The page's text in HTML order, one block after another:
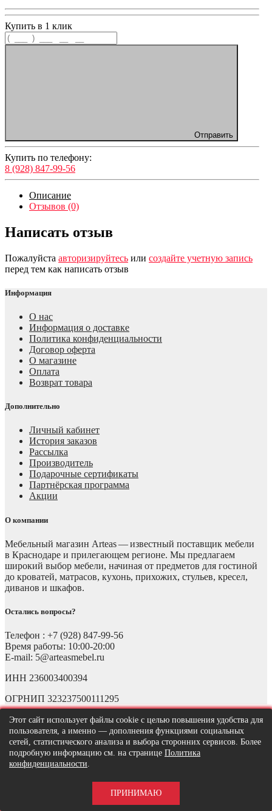
Купить в 1 клик
Отправить
Купить по телефону:
8 (928) 847-99-56
Описание
Отзывов (0)
Написать отзыв
Пожалуйста авторизируйтесь или создайте учетную запись
перед тем как написать отзыв
Информация
О нас
Информация о доставке
Политика конфиденциальности
Договор оферта
О магазине
Оплата
Возврат товара
Дополнительно
Личный кабинет
История заказов
Рассылка
Производитель
Подарочные сертификаты
Партнёрская программа
Акции
О компании
Мебельный магазин Arteas — известный поставщик мебели
в Краснодаре и прилегающем регионе. Мы предлагаем
широкий выбор мебели, начиная от предметов для гостиной
до кроватей, матрасов, кухонь, прихожих, стульев, кресел,
диванов и шкафов.
Остались вопросы?
Телефон : +7 (928) 847-99-56
Время работы: 10:00-20:00
E-mail: 5@arteasmebel.ru
ИНН 236003400394
ОГРНИП 323237500111295
Этот сайт использует файлы cookie с целью повышения удобства для
пользователя, а именно — дополнения функциями социальных
сетей, статистического анализа и выбора сторонних сервисов. Более
подробную информацию см. на странице Политика
конфиденциальности.
ПРИНИМАЮ